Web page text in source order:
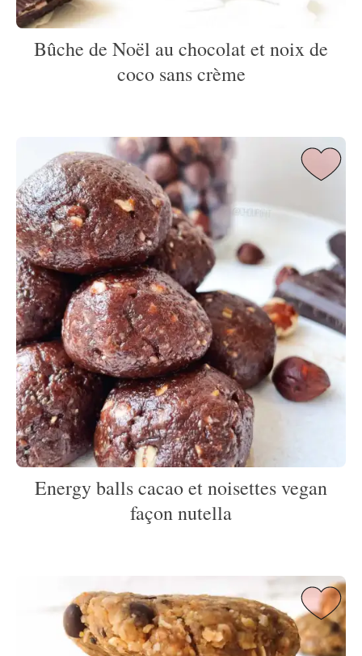
Bûche de Noël au chocolat et noix de
coco sans crème
Energy balls cacao et noisettes vegan
façon nutella